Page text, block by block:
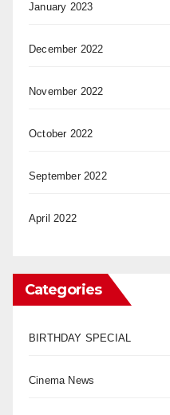
January 2023
December 2022
November 2022
October 2022
September 2022
April 2022
Categories
BIRTHDAY SPECIAL
Cinema News